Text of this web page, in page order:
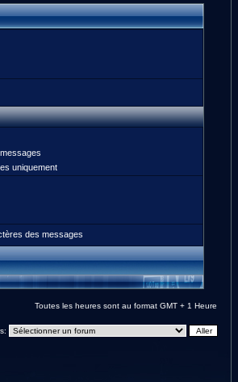
uniquement
des messages
Toutes les heures sont au format GMT + 1 Heure